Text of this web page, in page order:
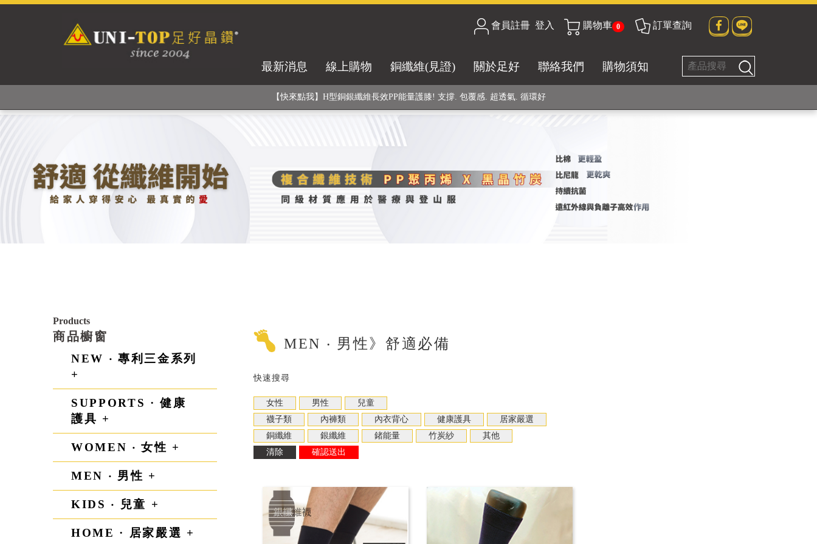
會員註冊 登入 購物車 0 訂單查詢
最新消息 線上購物 銅纖維(見證) 關於足好 聯絡我們 購物須知
銅銀鍺元素融合紗線，長效抗菌除臭! 全程MIT製造，通過多項國際檢驗
【快來點我】H型銅銀纖維長效PP能量護膝! 支撐. 包覆感. 超透氣. 循環好
【快來點我】三金家族- 專利活氧 男女內褲系列
Products
商品櫥窗
NEW ‧ 專利三金系列
+
SUPPORTS · 健康
護具 +
WOMEN ‧ 女性 +
MEN ‧ 男性 +
KIDS ‧ 兒童 +
HOME · 居家嚴選 +
MEN ‧ 男性》舒適必備
快速搜尋